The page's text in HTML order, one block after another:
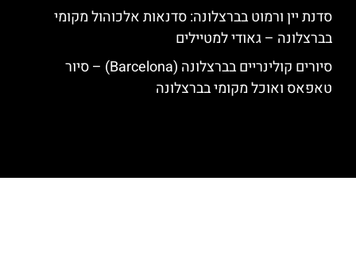
סדנת יין ורמוט בברצלונה: סדנאות אלכוהול מקומי
בברצלונה – גאודי למטיילים
סיורים קולינריים בברצלונה (Barcelona) – סיור
טאפאס ואוכל מקומי בברצלונה